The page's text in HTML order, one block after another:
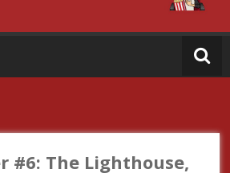
#6: The Lighthouse,